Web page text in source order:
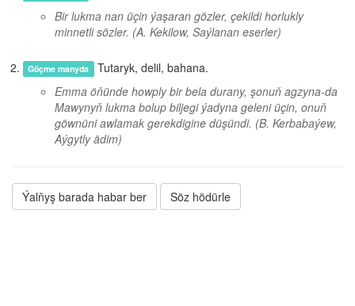
Bir lukma nan üçin ýaşaran gözler, çekildi horlukly
minnetli sözler. (A. Kekilow, Saýlanan eserler)
Göçme manyda Tutaryk, delil, bahana.
Emma öňünde howply bir bela durany, şonuň agzyna-da
Mawynyň lukma bolup biljegi ýadyna geleni üçin, onuň
göwnüni awlamak gerekdigine düşündi. (B. Kerbabaýew,
Aýgytly ädim)
Ýalňyş barada habar ber Söz hödürle